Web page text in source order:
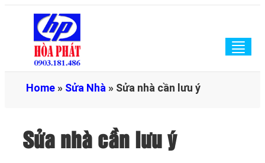
Home » Sửa Nhà » Sửa nhà cần lưu ý
Sửa nhà cần lưu ý